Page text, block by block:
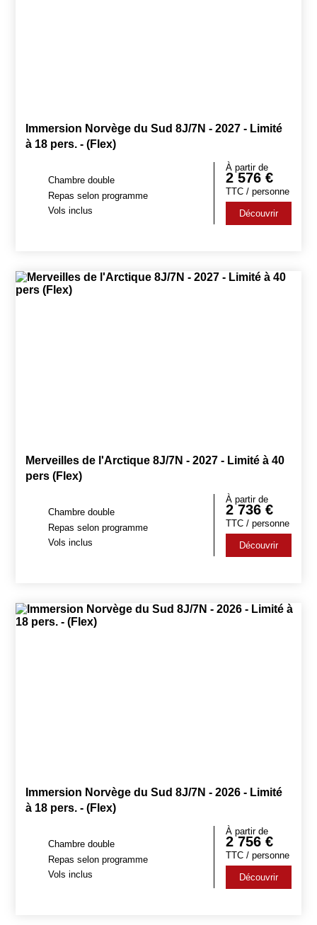
Immersion Norvège du Sud 8J/7N - 2027 - Limité
à 18 pers. - (Flex)
Chambre double
Repas selon programme
Vols inclus
À partir de
2 576 €
TTC / personne
Découvrir
Merveilles de l'Arctique 8J/7N - 2027 - Limité à 40
pers (Flex)
Chambre double
Repas selon programme
Vols inclus
À partir de
2 736 €
TTC / personne
Découvrir
Immersion Norvège du Sud 8J/7N - 2026 - Limité
à 18 pers. - (Flex)
Chambre double
Repas selon programme
Vols inclus
À partir de
2 756 €
TTC / personne
Découvrir